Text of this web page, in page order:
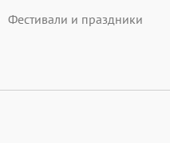
Фестивали и праздники